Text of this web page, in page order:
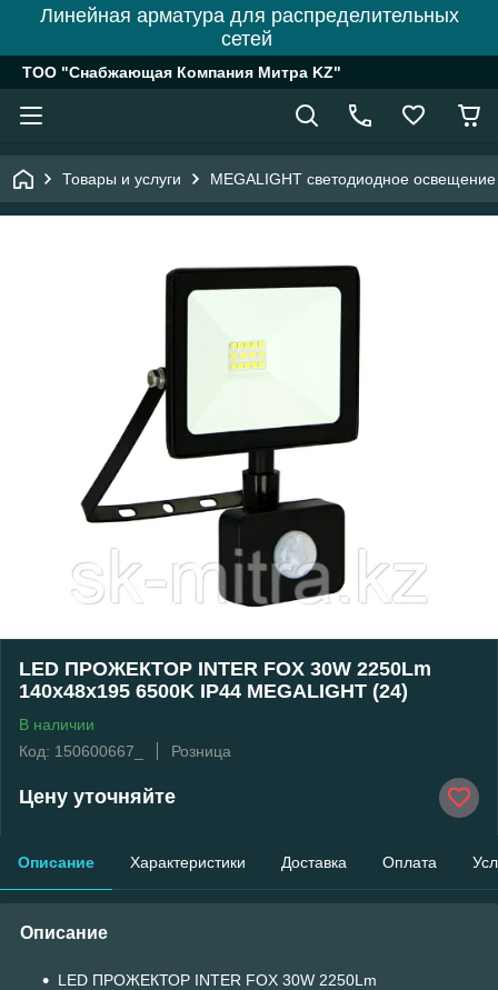
Линейная арматура для распределительных
сетей
ТОО "Снабжающая Компания Митра KZ"
Товары и услуги MEGALIGHT светодиодное освещение
LED ПРОЖЕКТОР INTER FOX 30W 2250Lm
140x48x195 6500K IP44 MEGALIGHT (24)
В наличии
Код: 150600667_
Розница
Цену уточняйте
Описание Характеристики Доставка Оплата
Описание
LED ПРОЖЕКТОР INTER FOX 30W 2250Lm